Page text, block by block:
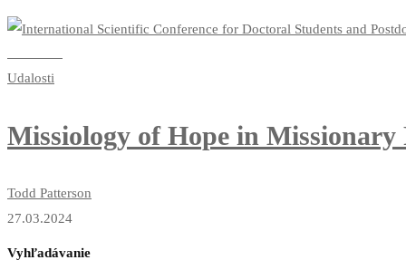
Udalosti
Missiology of Hope in Missionary
Todd Patterson
27.03.2024
Vyhľadávanie